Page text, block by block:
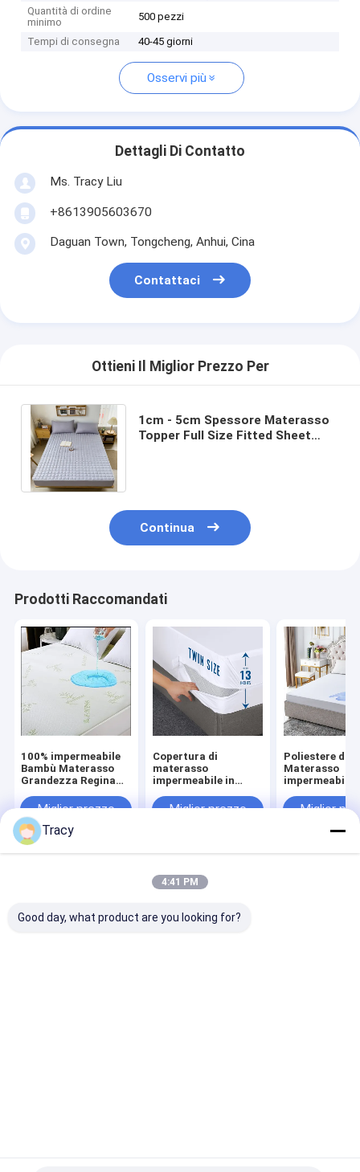
Quantità di ordine
minimo
500 pezzi
Tempi di consegna 40-45 giorni
Osservi più
Dettagli Di Contatto
Ms. Tracy Liu
+8613905603670
Daguan Town, Tongcheng, Anhui, Cina
Contattaci
Ottieni Il Miglior Prezzo Per
1cm - 5cm Spessore Materasso
Topper Full Size Fitted Sheet
Continua
Prodotti Raccomandati
100% impermeabile
Bambù Materasso
Grandezza Regina
Traspirante
Copertura
Grandezza Regina
Letto
raffreddamento 3D
Miglior prezzo
Copertura di
materasso
impermeabile in
con chiusura a
Miglior prezzo
Poliestere di
Materasso
impermeabile
Copertura
Materasso
Regina con
Miglior
Mappa del sito
Norme sulla privacy
Chenyu Home Textile Co., Ltd.. All Rights Reserved.
Tracy
4:41 PM
Good day, what product are you looking for?